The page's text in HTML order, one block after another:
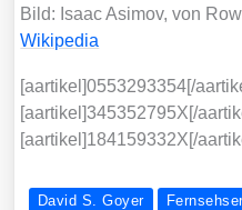
Bild: Isaac Asi­mov, von
Wiki­pe­dia
[aartikel]0553293354[/
[aartikel]345352795X[/
[aartikel]184159332X[/
David S. Goyer